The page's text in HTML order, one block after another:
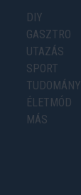
DIY
GASZTRO
UTAZÁS
SPORT
TUDOMÁNY
ÉLETMÓD
MÁS